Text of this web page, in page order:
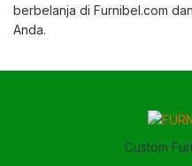
berbelanja di Furnibel.com
Anda.
Custom